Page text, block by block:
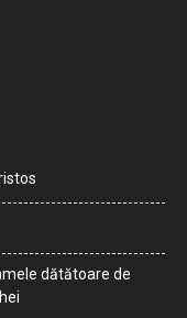
dătătoare de